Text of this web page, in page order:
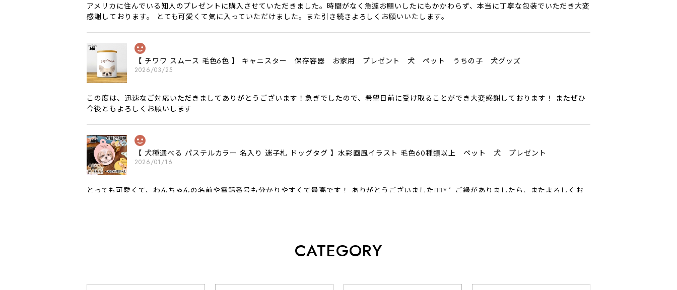
アメリカに住んでいる知人のプレゼントに購入させていただきました。時間がなく急遽お願いしたにもかかわらず、本当に丁寧な包装でいただき大変
感謝しております。 とても可愛くて気に入っていただけました。また引き続きよろしくお願いいたします。
【 チワワ スムース 毛色6色 】 キャニスター 保存容器 お家用 プレゼント 犬 ペット うちの子 犬グッズ
2026/03/25
この度は、迅速なご対応いただきましてありがとうございます！急ぎでしたので、希望日前に受け取ることができ大変感謝しております！ またぜひ
今後ともよろしくお願いします
【 犬種選べる パステルカラー 名入り 迷子札 ドッグタグ 】水彩画風イラスト 毛色60種類以上 ペット 犬 プレゼント
2026/01/16
とっても可愛くて、わんちゃんの名前や電話番号も分かりやすくて最高です！ ありがとうございました❁⃘*.ﾟ ご縁がありましたら、またよろしくお
【 自然に囲まれた ダックスフンド 】 キャニスター 保存容器 お家用 プレゼント 犬 ペット うちの子 犬グッズ
CATEGORY